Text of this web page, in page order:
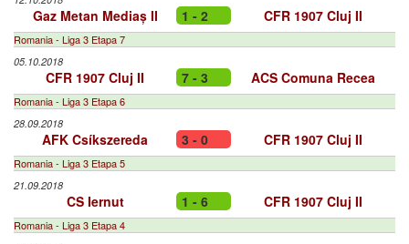
Gaz Metan Mediaș II 1 - 2 CFR 1907 Cluj II
Romania - Liga 3 Etapa 7
05.10.2018
CFR 1907 Cluj II 7 - 3 ACS Comuna Recea
Romania - Liga 3 Etapa 6
28.09.2018
AFK Csíkszereda 3 - 0 CFR 1907 Cluj II
Romania - Liga 3 Etapa 5
21.09.2018
CS Iernut 1 - 6 CFR 1907 Cluj II
Romania - Liga 3 Etapa 4